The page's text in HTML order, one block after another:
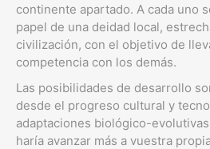
continente apartado. A cada uno
papel de una deidad local,
civilización, con el objetivo de
competencia con los demás.
Las posibilidades de desarrollo
desde el progreso cultural y
adaptaciones biológico-
haría avanzar más a vuestra